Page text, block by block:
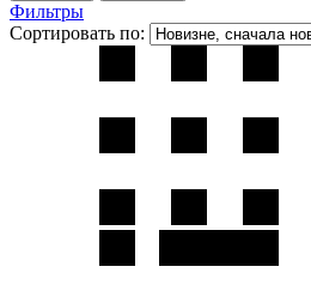
Фильтры
Сортировать по: